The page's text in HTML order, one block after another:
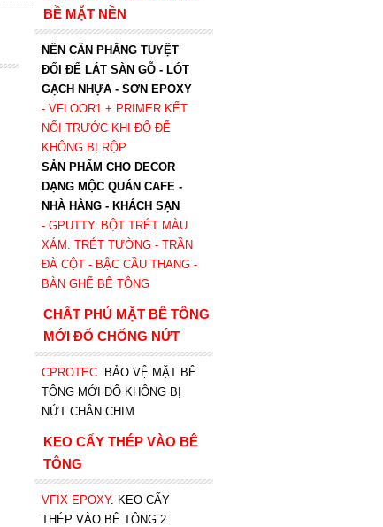
BỀ MẶT NỀN
NỀN CẦN PHẲNG TUYỆT
ĐỐI ĐỂ LÁT SÀN GỖ - LÓT
GẠCH NHỰA - SƠN EPOXY
- VFLOOR1+ PRIMER KẾT
NỐI TRƯỚC KHI ĐỔ ĐỂ
KHÔNG BỊ RỘP
SẢN PHẨM CHO DECOR
DẠNG MỘC QUÁN CAFE -
NHÀ HÀNG - KHÁCH SẠN
- GPUTTY. BỘT TRÉT MÀU
XÁM. TRÉT TƯỜNG - TRẦN
ĐÀ CỘT - BẬC CẦU THANG -
BÀN GHẾ BÊ TÔNG
CHẤT PHỦ MẶT BÊ TÔNG
MỚI ĐỔ CHỐNG NỨT
CPROTEC. BẢO VỆ MẶT BÊ
TÔNG MỚI ĐỔ KHÔNG BỊ
NỨT CHÂN CHIM
KEO CẤY THÉP VÀO BÊ
TÔNG
VFIX EPOXY. KEO CẤY
THÉP VÀO BÊ TÔNG 2